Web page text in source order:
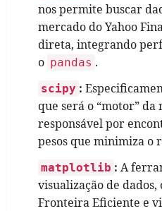
nos permite buscar
mercado do Yahoo
direta, integrando
o pandas .
scipy :
que será o “motor” da
responsável por
pesos que minimiza o
matplotlib : A
visualização de
Fronteira Eficiente e